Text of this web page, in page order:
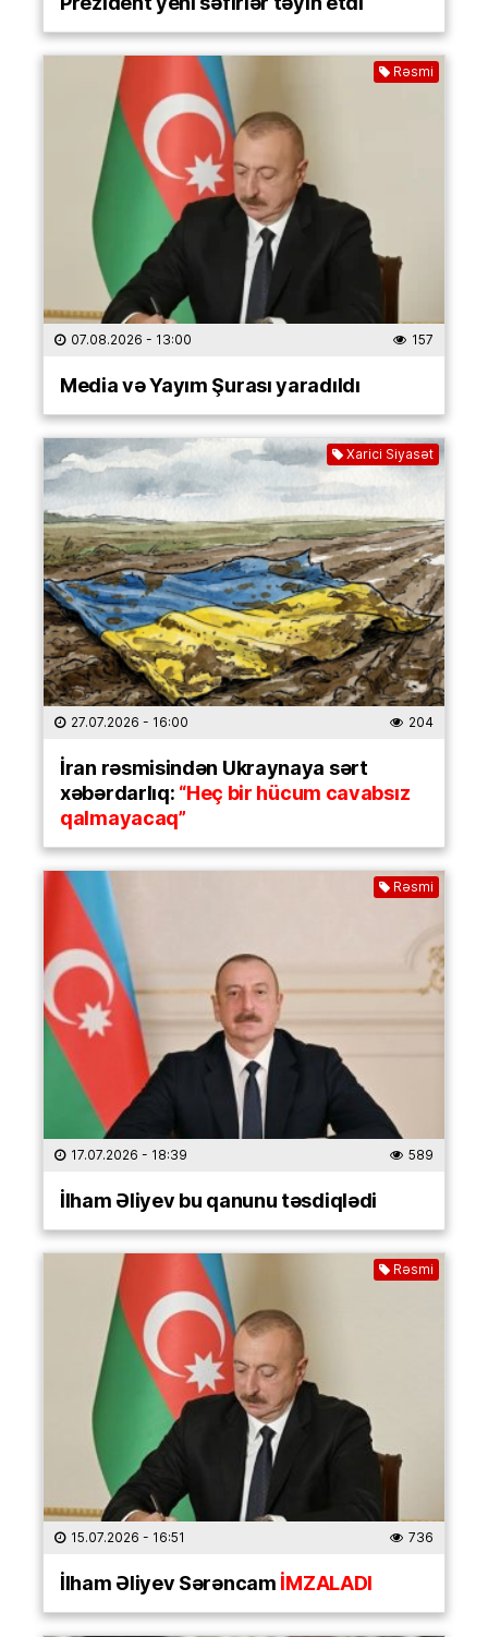
Rəsmi
07.08.2026 - 13:00 157
Media və Yayım Şurası yaradıldı
Xarici Siyasət
27.07.2026 - 16:00 204
İran rəsmisindən Ukraynaya sərt
xəbərdarlıq:“Heç bir hücum cavabsız
qalmayacaq”
Rəsmi
17.07.2026 - 18:39 589
İlham Əliyev bu qanunu təsdiqlədi
Rəsmi
15.07.2026 - 16:51 736
İlham Əliyev SərəncamİMZALADI